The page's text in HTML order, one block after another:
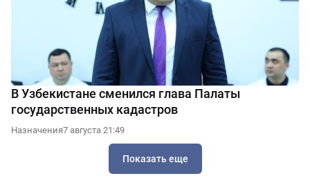
В Узбекистане сменился глава Палаты
государственных кадастров
Назначения7 августа 21:49
Показать еще